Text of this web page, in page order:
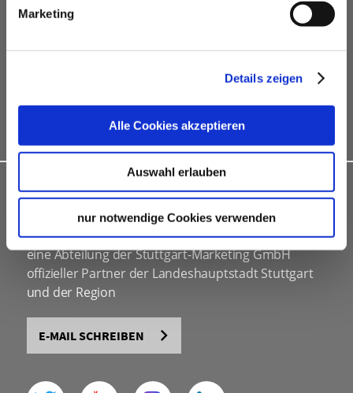
Marketing
Details zeigen
Alle Cookies akzeptieren
Auswahl erlauben
nur notwendige Cookies verwenden
Hotelkontingente
Rahmenprogramme
Werbe- und Informationsmaterial
Kongressbewerbungen
INDIVIDUELLE BERATUNG
Stuttgart Convention Bureau
eine Abteilung der Stuttgart-Marketing GmbH
offizieller Partner der Landeshauptstadt Stuttgart
und der Region
E-MAIL SCHREIBEN